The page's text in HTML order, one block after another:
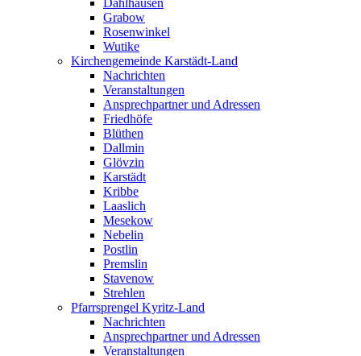
Dahlhausen
Grabow
Rosenwinkel
Wutike
Kirchengemeinde Karstädt-Land
Nachrichten
Veranstaltungen
Ansprechpartner und Adressen
Friedhöfe
Blüthen
Dallmin
Glövzin
Karstädt
Kribbe
Laaslich
Mesekow
Nebelin
Postlin
Premslin
Stavenow
Strehlen
Pfarrsprengel Kyritz-Land
Nachrichten
Ansprechpartner und Adressen
Veranstaltungen